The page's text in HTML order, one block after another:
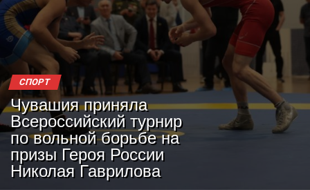
СПОРТ
Чувашия приняла
Всероссийский турнир
по вольной борьбе на
призы Героя России
Николая Гаврилова